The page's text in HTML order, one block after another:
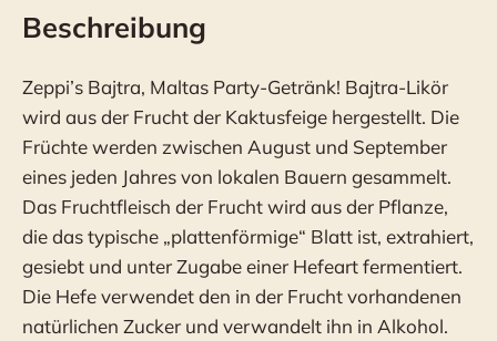
Beschreibung
Zeppi’s Bajtra, Maltas Party-Getränk! Bajtra-Likör
wird aus der Frucht der Kaktusfeige hergestellt. Die
Früchte werden zwischen August und September
eines jeden Jahres von lokalen Bauern gesammelt.
Das Fruchtfleisch der Frucht wird aus der Pflanze,
die das typische „plattenförmige“ Blatt ist, extrahiert,
gesiebt und unter Zugabe einer Hefeart fermentiert.
Die Hefe verwendet den in der Frucht vorhandenen
natürlichen Zucker und verwandelt ihn in Alkohol.